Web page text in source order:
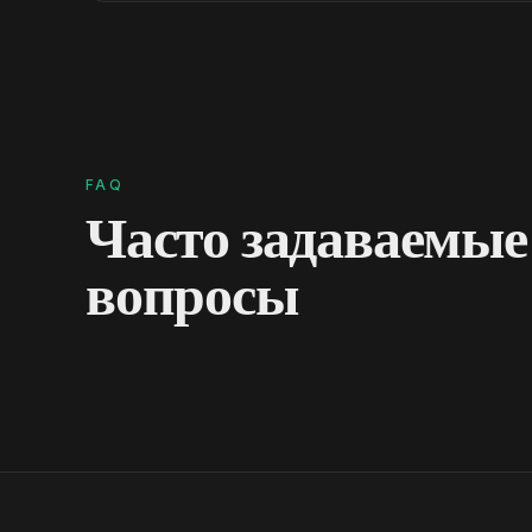
FAQ
Часто задаваемые
вопросы